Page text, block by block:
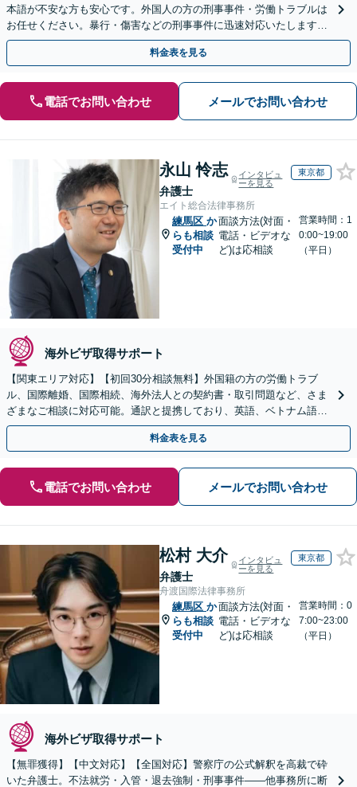
本語が不安な方も安心です。外国人の方の刑事事件・労働トラブルは
お任せください。暴行・傷害などの刑事事件に迅速対応いたします。
【事前予約で休日・夜間面談可】
料金表を見る
電話でお問い合わせ メールでお問い合わせ
永山 怜志
弁護士
インタビュ
ーを見る
東京都
エイト総合法律事務所
練馬区 か
らも相談
受付中
面談方法(対面・
電話・ビデオな
ど)は応相談
営業時間：1
0:00~19:00
（平日）
海外ビザ取得サポート
【関東エリア対応】【初回30分相談無料】外国籍の方の労働トラブ
ル、国際離婚、国際相続、海外法人との契約書・取引問題など、さま
ざまなご相談に対応可能。通訳と提携しており、英語、ベトナム語、
中国語、タイ語等対応可能です（通訳料別途）。
料金表を見る
電話でお問い合わせ メールでお問い合わせ
松村 大介
弁護士
インタビュ
ーを見る
東京都
舟渡国際法律事務所
練馬区 か
らも相談
受付中
面談方法(対面・
電話・ビデオな
ど)は応相談
営業時間：0
7:00~23:00
（平日）
海外ビザ取得サポート
【無罪獲得】【中文対応】【全国対応】警察庁の公式解釈を高裁で砕
いた弁護士。不法就労・入管・退去強制・刑事事件——他事務所に断